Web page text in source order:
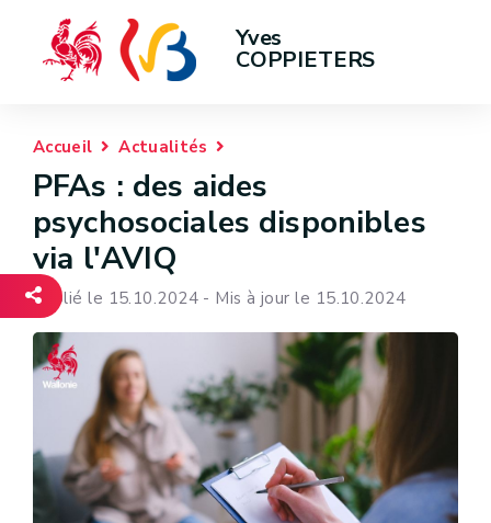
Yves
COPPIETERS
Accueil Actualités
PFAs : des aides
psychosociales disponibles
via l'AVIQ
Publié le 15.10.2024 - Mis à jour le 15.10.2024